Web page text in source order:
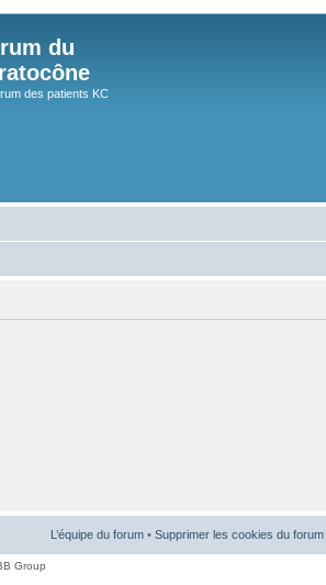
du
des patients KC
L’équipe du forum • Supprimer les cookies du forum
Group